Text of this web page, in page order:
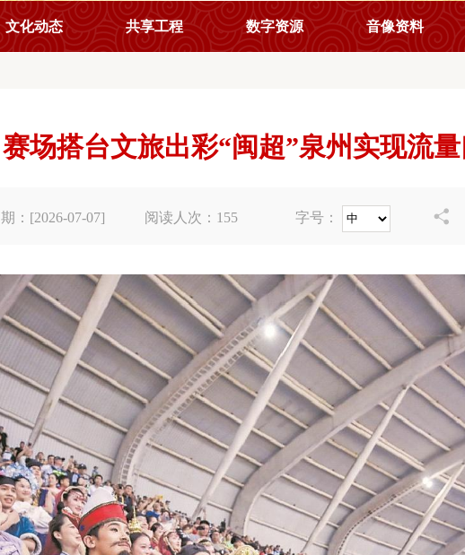
文化动态 共享工程 数字资源 音像资料
场搭台文旅出彩“闽超”泉州实现流
：[2026-07-07] 阅读人次： 155 字号： 